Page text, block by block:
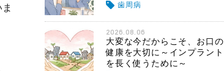
歯周病
2026.08.06
大変な今だからこそ、お口の
健康を大切に～インプラント
を長く使うために～